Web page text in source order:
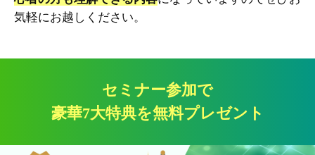
気軽にお越しください。
セミナー参加で
豪華7大特典を無料プレゼント